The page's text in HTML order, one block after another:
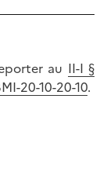
au II-I §
20-10-20-10.